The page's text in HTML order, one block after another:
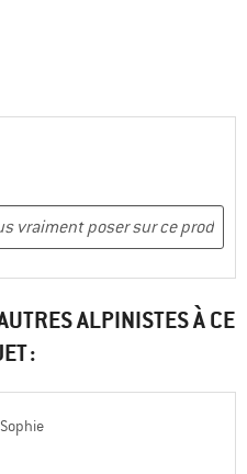
ALPINISTES À CE
: